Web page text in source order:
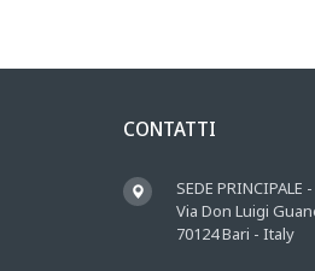
CONTATTI
SEDE PRINCIPALE
Via Don Luigi
70124 Bari - Italy